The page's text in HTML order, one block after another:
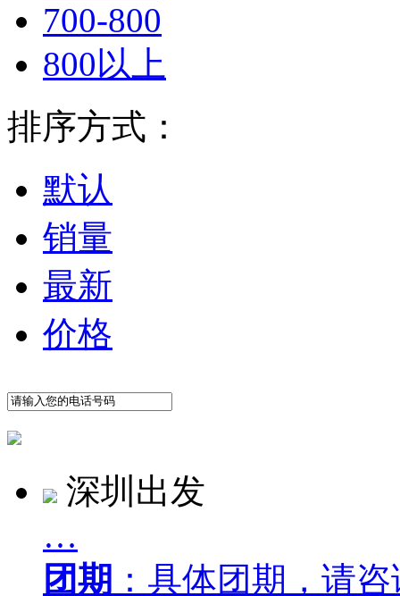
700-800
800以上
排序方式：
默认
销量
最新
价格
深圳出发
…
团期 ：具体团期，请